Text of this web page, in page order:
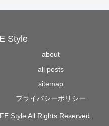
Style
about
all posts
sitemap
プライバシーポリシー
Style All Rights Reserved.